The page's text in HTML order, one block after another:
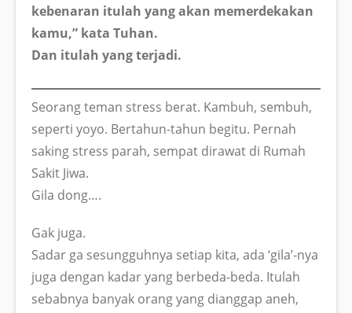
kebenaran itulah yang akan memerdekakan
kamu,” kata Tuhan.
Dan itulah yang terjadi.
Seorang teman stress berat. Kambuh, sembuh,
seperti yoyo. Bertahun-tahun begitu. Pernah
saking stress parah, sempat dirawat di Rumah
Sakit Jiwa.
Gila dong….
Gak juga.
Sadar ga sesungguhnya setiap kita, ada ‘gila’-nya
juga dengan kadar yang berbeda-beda. Itulah
sebabnya banyak orang yang dianggap aneh,